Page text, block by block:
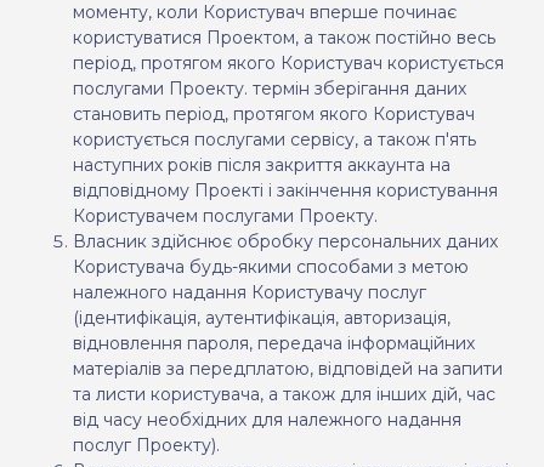
моменту, коли Користувач вперше починає
користуватися Проектом, а також постійно весь
період, протягом якого Користувач користується
послугами Проекту. термін зберігання даних
становить період, протягом якого Користувач
користується послугами сервісу, а також п'ять
наступних років після закриття аккаунта на
відповідному Проекті і закінчення користування
Користувачем послугами Проекту.
Власник здійснює обробку персональних даних
Користувача будь-якими способами з метою
належного надання Користувачу послуг
(ідентифікація, аутентифікація, авторизація,
відновлення пароля, передача інформаційних
матеріалів за передплатою, відповідей на запити
та листи користувача, а також для інших дій, час
від часу необхідних для належного надання
послуг Проекту).